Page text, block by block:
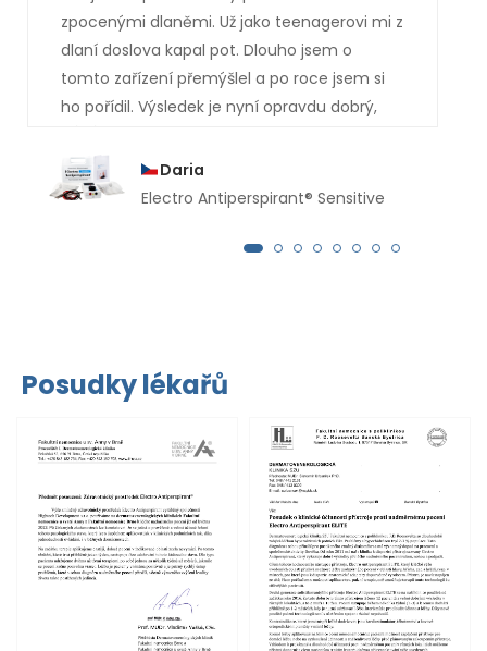
zpocenými dlaněmi. Už jako teenagerovi mi z
dlaní doslova kapal pot. Dlouho jsem o
tomto zařízení přemýšlel a po roce jsem si
ho pořídil. Výsledek je nyní opravdu dobrý,
několik měsíců mi z rukou neukápla ani
kapka potu.
Daria
Electro Antiperspirant® Sensitive
Posudky lékařů